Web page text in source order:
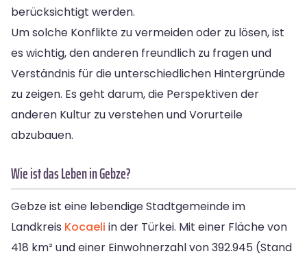
berücksichtigt werden.
Um solche Konflikte zu vermeiden oder zu lösen, ist
es wichtig, den anderen freundlich zu fragen und
Verständnis für die unterschiedlichen Hintergründe
zu zeigen. Es geht darum, die Perspektiven der
anderen Kultur zu verstehen und Vorurteile
abzubauen.
Wie ist das Leben in Gebze?
Gebze ist eine lebendige Stadtgemeinde im
Landkreis Kocaeli in der Türkei. Mit einer Fläche von
418 km² und einer Einwohnerzahl von 392.945 (Stand